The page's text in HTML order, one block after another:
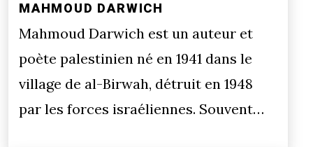
MAHMOUD DARWICH
Mahmoud Darwich est un auteur et
poète palestinien né en 1941 dans le
village de al-Birwah, détruit en 1948
par les forces israéliennes. Souvent…